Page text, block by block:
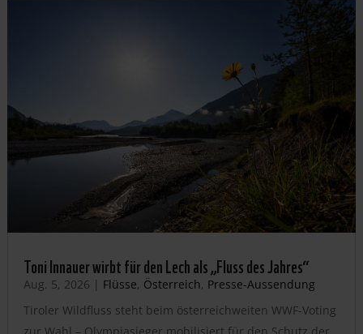
Toni Innauer wirbt für den Lech als „Fluss des Jahres“
Aug. 5, 2026 | Flüsse, Österreich, Presse-Aussendung
Tiroler Wildfluss steht beim österreichweiten WWF-Voting